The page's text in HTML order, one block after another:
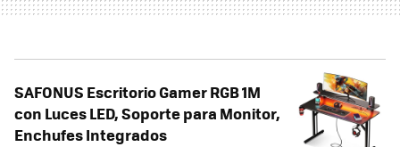
SAFONUS Escritorio Gamer RGB 1M
con Luces LED, Soporte para Monitor,
Enchufes Integrados